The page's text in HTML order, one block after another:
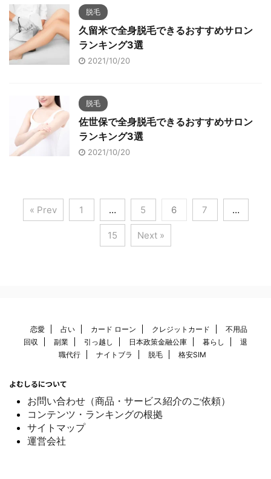
脱毛
久留米で全身脱毛できるおすすめサロン
ランキング3選
2021/10/20
脱毛
佐世保で全身脱毛できるおすすめサロン
ランキング3選
2021/10/20
« Prev 1 … 5 6 7 …
15 Next »
恋愛 占い カード ローン クレジットカード
不用品
回収
副業 引っ越し 日本政策金融公庫 暮らし
退
職代行
ナイトブラ 脱毛 格安SIM
よむしるについて
お問い合わせ（商品・サービス紹介のご依頼）
コンテンツ・ランキングの根拠
サイトマップ
運営会社